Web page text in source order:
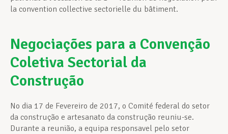
la convention collective sectorielle du bâtiment.
Negociações para a Convenção
Coletiva Sectorial da
Construção
No dia 17 de Fevereiro de 2017, o Comité federal do setor
da construção e artesanato da construção reuniu-se.
Durante a reunião, a equipa responsavel pelo setor